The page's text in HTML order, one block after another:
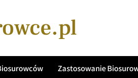
Zastosowanie